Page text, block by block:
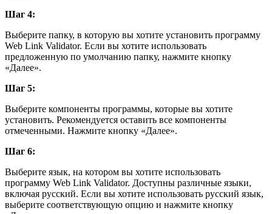
Шаг 4:
Выберите папку, в которую вы хотите установить программу
Web Link Validator. Если вы хотите использовать
предложенную по умолчанию папку, нажмите кнопку
«Далее».
Шаг 5:
Выберите компоненты программы, которые вы хотите
установить. Рекомендуется оставить все компоненты
отмеченными. Нажмите кнопку «Далее».
Шаг 6:
Выберите язык, на котором вы хотите использовать
программу Web Link Validator. Доступны различные языки,
включая русский. Если вы хотите использовать русский язык,
выберите соответствующую опцию и нажмите кнопку